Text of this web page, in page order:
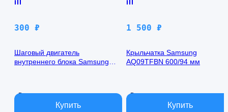
300 ₽
Шаговый двигатель
внутреннего блока Samsung
В наличии
1 500 ₽
Крыльчатка Samsung
AQ09TFBN 600/94 мм
В наличии